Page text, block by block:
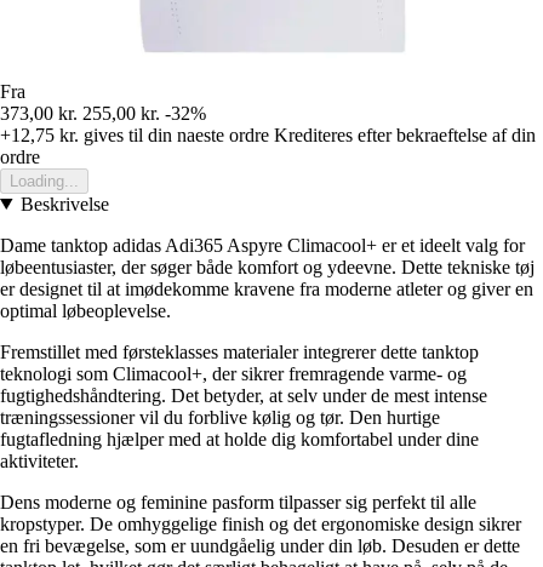
Fra
373,00 kr. 255,00 kr. -32%
+12,75 kr. gives til din naeste ordre Krediteres efter bekraeftelse af din
ordre
Loading...
Beskrivelse
Dame tanktop adidas Adi365 Aspyre Climacool+ er et ideelt valg for
løbeentusiaster, der søger både komfort og ydeevne. Dette tekniske tøj
er designet til at imødekomme kravene fra moderne atleter og giver en
optimal løbeoplevelse.
Fremstillet med førsteklasses materialer integrerer dette tanktop
teknologi som Climacool+, der sikrer fremragende varme- og
fugtighedshåndtering. Det betyder, at selv under de mest intense
træningssessioner vil du forblive kølig og tør. Den hurtige
fugtafledning hjælper med at holde dig komfortabel under dine
aktiviteter.
Dens moderne og feminine pasform tilpasser sig perfekt til alle
kropstyper. De omhyggelige finish og det ergonomiske design sikrer
en fri bevægelse, som er uundgåelig under din løb. Desuden er dette